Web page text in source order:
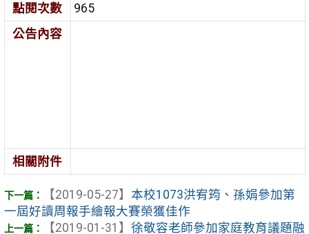
點閱次數
965
公告內容
相關附件
【2019-05-27】 本校1073洪宥筠、孫娟參加第
一屆好讀周報手繪報大賽榮獲佳作
【2019-01-31】 徐敬容老師參加家庭教育議題融